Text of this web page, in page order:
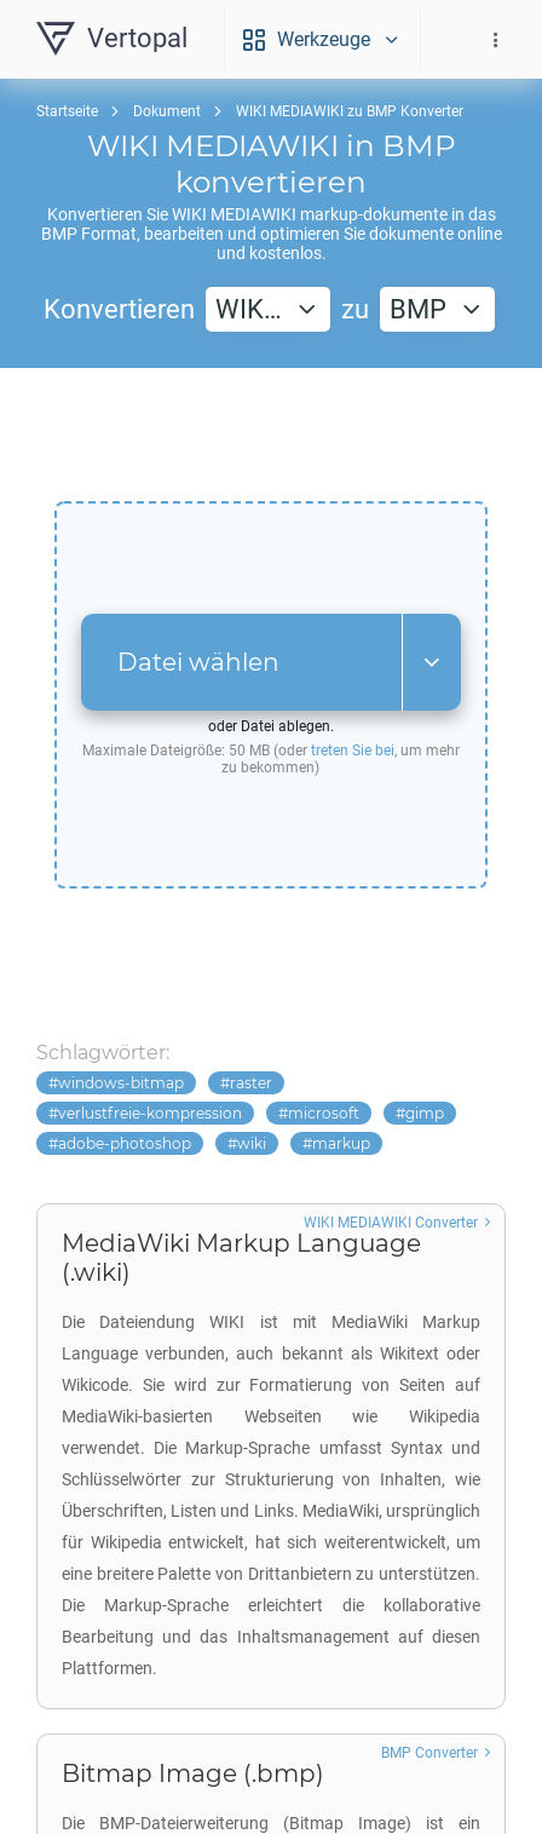
Vertopal Werkzeuge
Startseite Dokument WIKI MEDIAWIKI zu BMP Konverter
WIKI MEDIAWIKI in BMP
konvertieren
Konvertieren SieWIKI MEDIAWIKI markup-dokumente in das
BMPFormat, bearbeiten und optimieren Sie dokumente online
und kostenlos.
Konvertieren WIK… zu BMP
Datei wählen
oder Datei ablegen.
Maximale Dateigröße: 50 MB (oder treten Sie bei, um mehr
zu bekommen)
Schlagwörter:
windows-bitmap
raster
verlustfreie-kompression
microsoft
gimp
adobe-photoshop
wiki markup
MediaWiki Markup Language
(.wiki)
Die Dateiendung WIKI ist mit MediaWiki Markup
Language verbunden, auch bekannt als Wikitext oder
Wikicode. Sie wird zur Formatierung von Seiten auf
MediaWiki-basierten Webseiten wie Wikipedia
verwendet. Die Markup-Sprache umfasst Syntax und
Schlüsselwörter zur Strukturierung von Inhalten, wie
Überschriften, Listen und Links. MediaWiki, ursprünglich
für Wikipedia entwickelt, hat sich weiterentwickelt, um
eine breitere Palette von Drittanbietern zu unterstützen.
Die Markup-Sprache erleichtert die kollaborative
Bearbeitung und das Inhaltsmanagement auf diesen
Plattformen.
WIKI MEDIAWIKI Converter
Bitmap Image (.bmp)
Die BMP-Dateierweiterung (Bitmap Image) ist ein
BMP Converter